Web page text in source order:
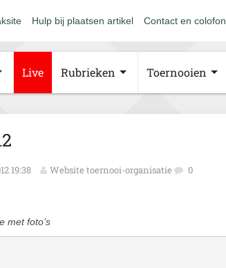
Hulp bij plaatsen artikel Contact en colofon
Live Rubrieken Toernooien
19:38 Website toernooi-organisatie 0
met foto’s